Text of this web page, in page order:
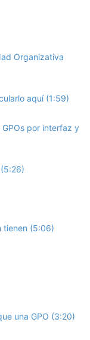
Organizativa
aquí (1:59)
por interfaz y
tienen (5:06)
una GPO (3:20)